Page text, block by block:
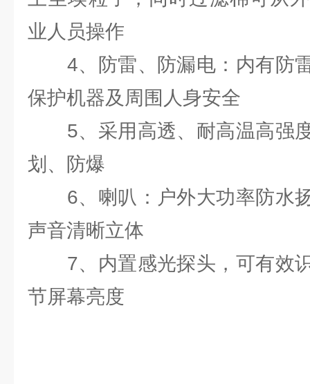
业人员操作
4、防雷、防漏电：内有防
保护机器及周围人身安全
5、采用高透、耐高温高强
划、防爆
6、喇叭：户外大功率防水
声音清晰立体
7、内置感光探头，可有效
节屏幕亮度